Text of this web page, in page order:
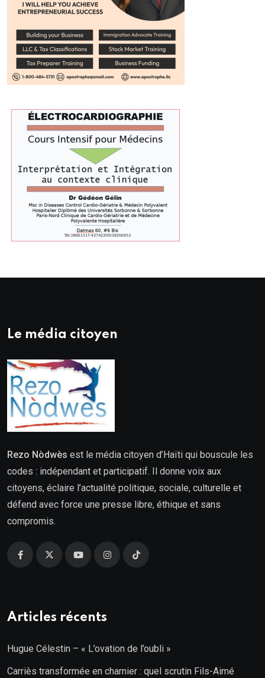
Le média citoyen
Rezo Nòdwès est le média citoyen d’Haïti qui bouscule les
codes : indépendant et participatif. Il donne voix aux
citoyens, éclaire l’actualité politique, sociale, culturelle et
défend avec force une presse libre, éthique et sans
compromis.
Articles récents
Hugue Célestin – « L’ovation de l’oubli »
Carriès transformée en charnier : quel scrutin Fils-Aimé